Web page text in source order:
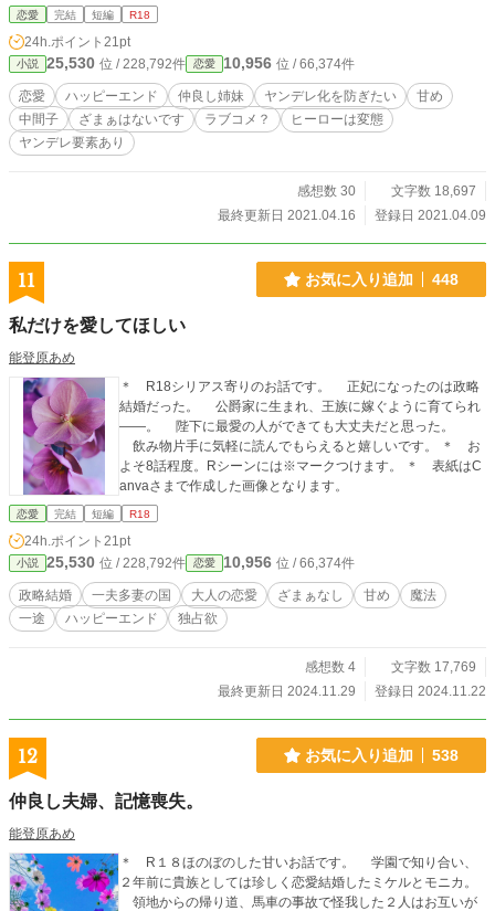
ないで！ ＊ ヒーローは変態です。(彼の自慰描写あり、匂い
はそれ以降さほど上がりませんが代わりにヤンデレ要素が増
します) ＊ Rシーンは軽めのものにも※印をつけています。
＊ 全9話予定 ＊ コメント欄のネタバレ配慮してませんので
お気をつけください。 ＊ 息抜きにお読みいただけると嬉し
いです。 ＊ 表紙はCanvaで作成したものを使用しています。
恋愛 完結 短編 R18
24h.ポイント 21pt
小説 25,530 位 / 228,792件 恋愛 10,956 位 / 66,374件
恋愛 ハッピーエンド 仲良し姉妹 ヤンデレ化を防ぎたい
甘め
中間子
ざまぁはないです ラブコメ？
ヒーローは変態
ヤンデレ要素あり
感想数 30
文字数 18,697
最終更新日 2021.04.16
登録日 2021.04.09
11 お気に入り追加 448
私だけを愛してほしい
能登原あめ
＊ R18シリアス寄りのお話です。 正妃になったのは政略
結婚だった。 公爵家に生まれ、王族に嫁ぐように育てられ
――。 陛下に最愛の人ができても大丈夫だと思った。
飲み物片手に気軽に読んでもらえると嬉しいです。 ＊ お
よそ8話程度。Rシーンには※マークつけます。 ＊ 表紙はC
anvaさまで作成した画像となります。
恋愛 完結 短編 R18
24h.ポイント 21pt
小説 25,530 位 / 228,792件 恋愛 10,956 位 / 66,374件
政略結婚 一夫多妻の国 大人の恋愛 ざまぁなし 甘め
魔法
一途
ハッピーエンド 独占欲
感想数 4
文字数 17,769
最終更新日 2024.11.29
登録日 2024.11.22
12 お気に入り追加 538
仲良し夫婦、記憶喪失。
能登原あめ
＊ R１８ほのぼのした甘いお話です。 学園で知り合い、
２年前に貴族としては珍しく恋愛結婚したミケルとモニカ。
領地からの帰り道、馬車の事故で怪我した２人はお互いが